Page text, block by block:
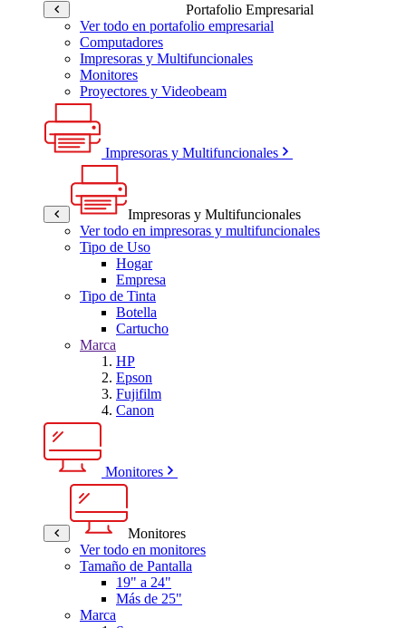
Portafolio Empresarial
Ver todo en portafolio empresarial
Computadores
Impresoras y Multifuncionales
Monitores
Proyectores y Videobeam
Impresoras y Multifuncionales
Impresoras y Multifuncionales
Ver todo en impresoras y multifuncionales
Tipo de Uso
Hogar
Empresa
Tipo de Tinta
Botella
Cartucho
Marca
HP
Epson
Fujifilm
Canon
Monitores
Monitores
Ver todo en monitores
Tamaño de Pantalla
19" a 24"
Más de 25"
Marca